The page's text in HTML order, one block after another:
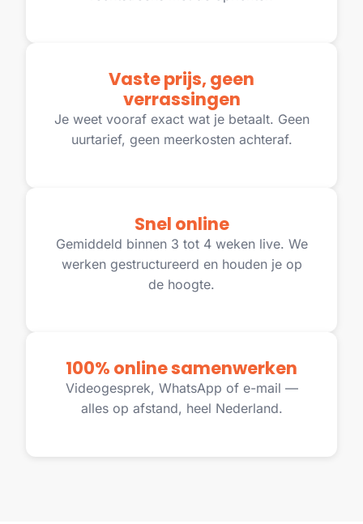
Vaste prijs, geen
verrassingen
Je weet vooraf exact wat je betaalt. Geen
uurtarief, geen meerkosten achteraf.
Snel online
Gemiddeld binnen 3 tot 4 weken live. We
werken gestructureerd en houden je op
de hoogte.
100% online samenwerken
Videogesprek, WhatsApp of e-mail —
alles op afstand, heel Nederland.